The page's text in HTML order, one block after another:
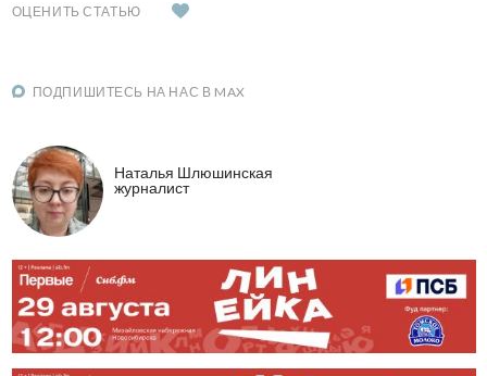
ОЦЕНИТЬ СТАТЬЮ
ПОДПИШИТЕСЬ НА НАС В MAX
Наталья Шлюшинская
журналист